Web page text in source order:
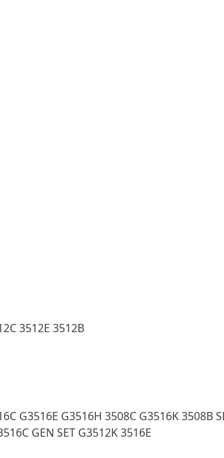
3512E 3512B
G3516E G3516H 3508C G3516K 3508B
GEN SET G3512K 3516E